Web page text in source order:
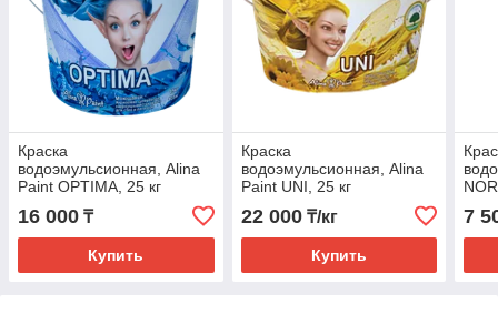
Краска
водоэмульсионная, Alina
Paint OPTIMA, 25 кг
(интерьерная,
супербелая, всесезонная)
(Оптима 25 кг)
16 000 ₸
Купить
Краска
водоэмульсионная, Alina
Paint UNI, 25 кг
(интерьерная,
супермоющаяся,
всесезонная) (УНИ)
22 000₸/кг
Купить
7